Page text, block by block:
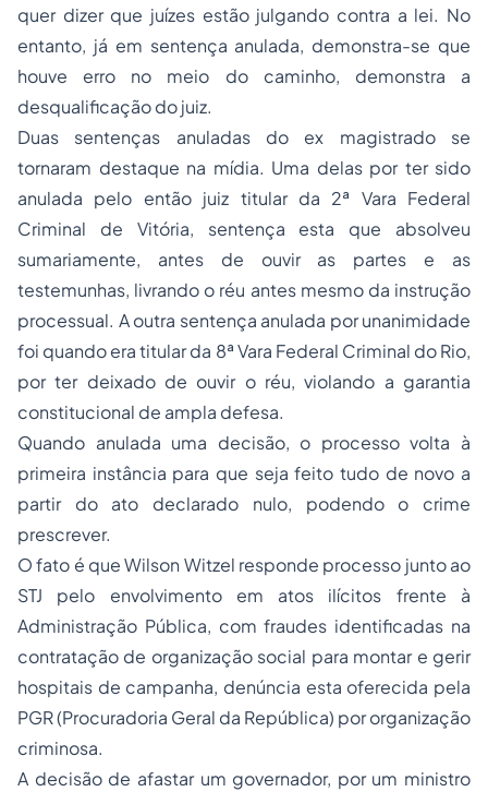
quer dizer que juízes estão julgando contra a lei. No
entanto, já em sentença anulada, demonstra-se que
houve erro no meio do caminho, demonstra a
desqualificação do juiz.
Duas sentenças anuladas do ex magistrado se
tornaram destaque na mídia. Uma delas por ter sido
anulada pelo então juiz titular da 2ª Vara Federal
Criminal de Vitória, sentença esta que absolveu
sumariamente, antes de ouvir as partes e as
testemunhas, livrando o réu antes mesmo da instrução
processual. A outra sentença anulada por unanimidade
foi quando era titular da 8ª Vara Federal Criminal do Rio,
por ter deixado de ouvir o réu, violando a garantia
constitucional de ampla defesa.
Quando anulada uma decisão, o processo volta à
primeira instância para que seja feito tudo de novo a
partir do ato declarado nulo, podendo o crime
prescrever.
O fato é que Wilson Witzel responde processo junto ao
STJ pelo envolvimento em atos ilícitos frente à
Administração Pública, com fraudes identificadas na
contratação de organização social para montar e gerir
hospitais de campanha, denúncia esta oferecida pela
PGR (Procuradoria Geral da República) por organização
criminosa.
A decisão de afastar um governador, por um ministro